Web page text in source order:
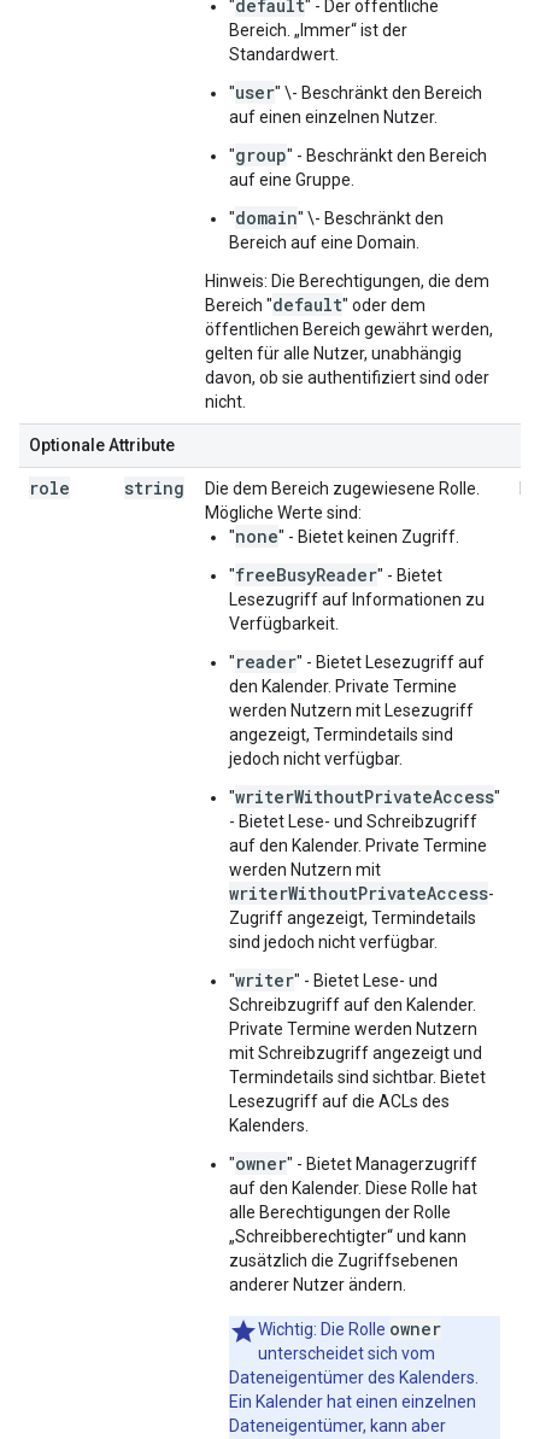
"default" - Der öffentliche
Bereich. „Immer“ ist der
Standardwert.
"user" \- Beschränkt den Bereich
auf einen einzelnen Nutzer.
"group" - Beschränkt den Bereich
auf eine Gruppe.
"domain" \- Beschränkt den
Bereich auf eine Domain.
Hinweis: Die Berechtigungen, die dem
Bereich "default" oder dem
öffentlichen Bereich gewährt werden,
gelten für alle Nutzer, unabhängig
davon, ob sie authentifiziert sind oder
nicht.
Optionale Attribute
role string
Die dem Bereich zugewiesene Rolle.
Mögliche Werte sind:
"none" - Bietet keinen Zugriff.
"freeBusyReader" - Bietet
Lesezugriff auf Informationen zu
Verfügbarkeit.
"reader" - Bietet Lesezugriff auf
den Kalender. Private Termine
werden Nutzern mit Lesezugriff
angezeigt, Termindetails sind
jedoch nicht verfügbar.
"writerWithoutPrivateAccess"
- Bietet Lese- und Schreibzugriff
auf den Kalender. Private Termine
werden Nutzern mit
writerWithoutPrivateAccess-
Zugriff angezeigt, Termindetails
sind jedoch nicht verfügbar.
"writer" - Bietet Lese- und
Schreibzugriff auf den Kalender.
Private Termine werden Nutzern
mit Schreibzugriff angezeigt und
Termindetails sind sichtbar. Bietet
Lesezugriff auf die ACLs des
Kalenders.
"owner" - Bietet Managerzugriff
auf den Kalender. Diese Rolle hat
alle Berechtigungen der Rolle
„Schreibberechtigter“ und kann
zusätzlich die Zugriffsebenen
anderer Nutzer ändern.
Wichtig: Die Rolle owner
unterscheidet sich vom
Dateneigentümer des Kalenders.
Ein Kalender hat einen einzelnen
Dateneigentümer, kann aber